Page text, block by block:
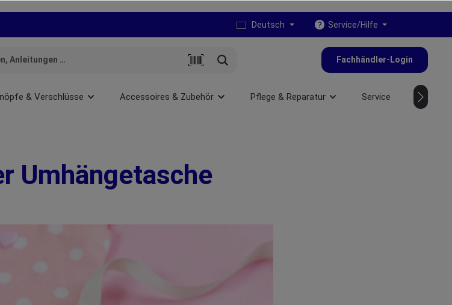
Deutsch Service/Hilfe
Fachhändler-Login
& Verschlüsse Accessoires & Zubehör Pflege & Reparatur Service NEU
Umhängetasche